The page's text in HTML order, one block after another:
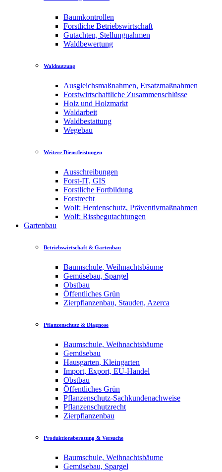
Baumkontrollen
Forstliche Betriebswirtschaft
Gutachten, Stellungnahmen
Waldbewertung
Waldnutzung
Ausgleichsmaßnahmen, Ersatzmaßnahmen
Forstwirtschaftliche Zusammenschlüsse
Holz und Holzmarkt
Waldarbeit
Waldbestattung
Wegebau
Weitere Dienstleistungen
Ausschreibungen
Forst-IT, GIS
Forstliche Fortbildung
Forstrecht
Wolf: Herdenschutz, Präventivmaßnahmen
Wolf: Rissbegutachtungen
Gartenbau
Betriebswirtschaft & Gartenbau
Baumschule, Weihnachtsbäume
Gemüsebau, Spargel
Obstbau
Öffentliches Grün
Zierpflanzenbau, Stauden, Azerca
Pflanzenschutz & Diagnose
Baumschule, Weihnachtsbäume
Gemüsebau
Hausgarten, Kleingarten
Import, Export, EU-Handel
Obstbau
Öffentliches Grün
Pflanzenschutz-Sachkundenachweise
Pflanzenschutzrecht
Zierpflanzenbau
Produktionsberatung & Versuche
Baumschule, Weihnachtsbäume
Gemüsebau, Spargel